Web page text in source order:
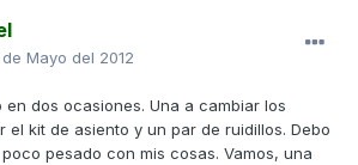
de Mayo del 2012
en dos ocasiones. Una a cambiar los
el kit de asiento y un par de ruidillos. Debo
pesado con mis cosas. Vamos, una